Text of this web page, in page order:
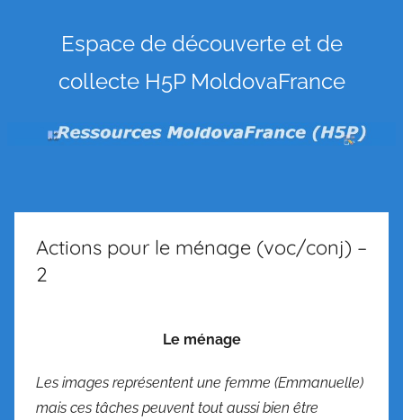
Ressources
MoldovaFrance
(H5P)
Espace de découverte et de
collecte H5P MoldovaFrance
Actions pour le ménage (voc/conj) –
2
Le ménage
Les images représentent une femme (Emmanuelle)
mais ces tâches peuvent tout aussi bien être